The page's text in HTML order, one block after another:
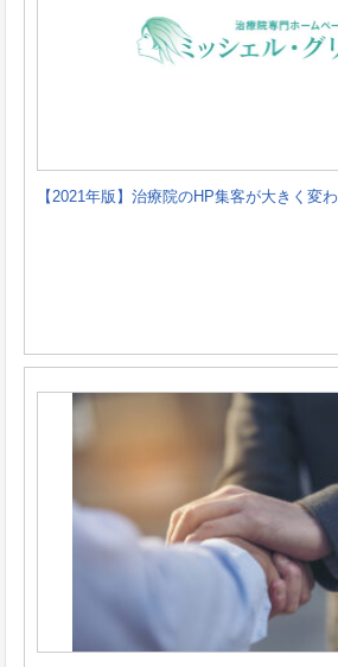
【2021年版】治療院のHP集客が大きく変